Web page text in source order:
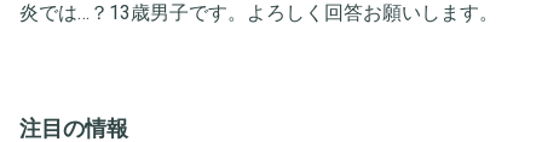
炎では…？13歳男子です。よろしく回答お願いします。
注目の情報